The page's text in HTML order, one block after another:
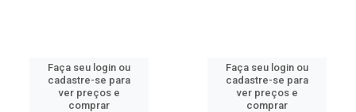
Faça seu login ou
cadastre-se para
ver preços e
comprar
Faça seu login ou
cadastre-se para
ver preços e
comprar